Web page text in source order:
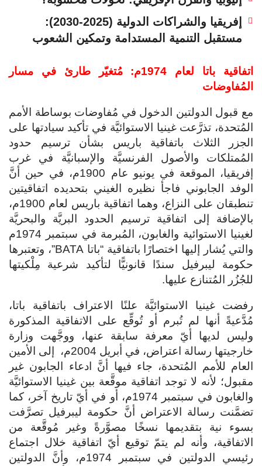
إفريقيا والشراكات الدولية (2025-2030):
مستقبل التنمية المستدامة وتمكين الشعوب
اتفاقية باتا لعام 1974م: مُتغيّر طارئ في مسار
المُفاوضات
مع قبول الدولتين الدخول في مُفاوضات بوساطة الأمم
المُتحدة، تذرَّعت غينيا الاستوائيَّة في تأكيد سيادتها على
الجزر الثلاث باتفاقية باريس بشأن ترسيم حدود
المُمتلكات والأصول الفرنسيَّة والإسبانيَّة في غرب
إفريقيا، الموقعة في يونيو عام 1900م، في حين أنَّ
الوفد الجابوني فاجأ نظيره الغيني بتحديده اتفاقيتين
تنطبقان على النزاع، وهما اتفاقية باريس لعام 1900م،
بالإضافة إلى اتفاقية ترسيم الحدود البريَّة والبحريَّة
لغينيا الاستوائية والغابون، المُبرمة في سبتمبر 1974م
والتي يُشار إليها اختصارًا باتفاقية “باتا BATA”، وتعتبرها
حكومة ليبرفيل سندًا قانونيًّا لتأكيد شرعية مِلْكيتها
للجُزُر المُتنازع عليها.
رفضت غينيا الاستوائيَّة علنًا الاعتراف باتفاقية باتا،
مُدَّعيةً أنها لم تُبرم أو تُوقِّع على الاتفاقية المذكورة
وليس لديها أيّ معرفة سابقة عنها، ووجَّهت وزارة
خارجيتها رسالة اعتراض، في أبريل 2004م، إلى الأمين
العام للأمم المُتحدة، جاء فيها أنَّ ادعاء الجابون غير
مقبول؛ لأنه لا توجد اتفاقية موقَّعة بين غينيا الاستوائيَّة
والغابون في سبتمبر 1974م، أو في أيّ تاريخ آخر، كما
تضمَّنت رسالة الاعتراض أنَّ حكومة ليبرفيل تصرَّفت
بسوء نية بتقديمها نسخًا مصوَّرةً وغير مُوقَّعة من
الاتفاقية، وأنه لم يتمّ توقيع أيّ اتفاقية خلال اجتماع
رئيسي الدولتين في سبتمبر 1974م، وأنَّ الدولتين